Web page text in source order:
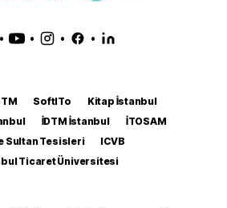
• • • •
SoftITo
Kitap İstanbul
İDTM İstanbul
İTOSAM
Sultan Tesisleri
ICVB
Ticaret Üniversitesi